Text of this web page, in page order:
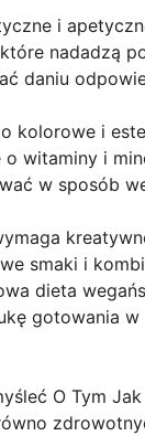
i
nadadzą
daniu
kolorowe i
i
w sposób
smaki i
dieta
gotowania w
O Tym